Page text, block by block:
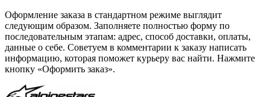
Оформление заказа в стандартном режиме выглядит
следующим образом. Заполняете полностью форму по
последовательным этапам: адрес, способ доставки, оплаты,
данные о себе. Советуем в комментарии к заказу написать
информацию, которая поможет курьеру вас найти. Нажмите
кнопку «Оформить заказ».